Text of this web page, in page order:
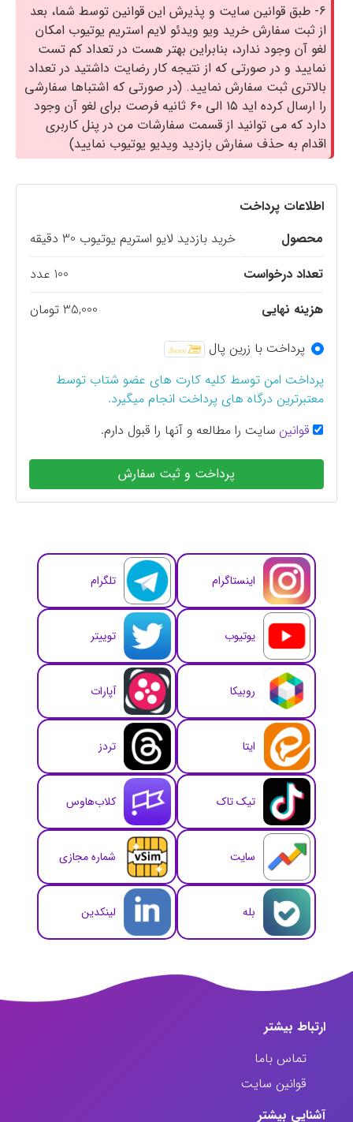
6- طبق قوانین سایت و پذیرش این قوانین توسط شما، بعد
از ثبت سفارش خريد ویو ویدئو لایم استریم یوتیوب امکان
لغو آن وجود ندارد، بنابراین بهتر هست در تعداد کم تست
نمایید و در صورتی که از نتیجه کار رضایت داشتید در تعداد
بالاتری ثبت سفارش نمایید. (در صورتی که اشتباها سفارشی
را ارسال کرده اید ۱۵ الی ۶۰ ثانیه فرصت برای لغو آن وجود
دارد که می توانید از قسمت سفارشات من در پنل کاربری
اقدام به حذف سفارش بازدید ویدیو یوتیوب نمایید)
اطلاعات پرداخت
محصول
خرید بازدید لایو استریم یوتیوب 30 دقیقه
تعداد درخواست
100 عدد
هزینه نهایی
35,000 تومان
پرداخت با زرین پال
پرداخت امن توسط کلیه کارت های عضو شتاب توسط
معتبرترین درگاه های پرداخت انجام میگیرد.
قوانین سایت را مطالعه و آنها را قبول دارم.
پرداخت و ثبت سفارش
اینستاگرام تلگرام
یوتیوب توییتر
روبیکا آپارات
ایتا تردز
تیک تاک کلاب‌هاوس
سایت شماره مجازی
بله لینکدین
ارتباط‌ بیشتر
تماس باما
قوانین سایت
آشنایی بیشتر